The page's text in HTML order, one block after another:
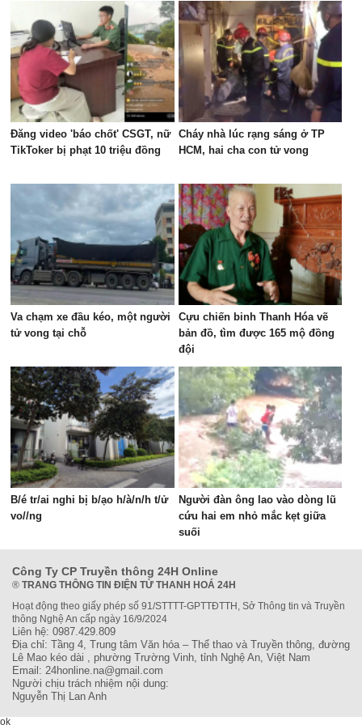
Đăng video 'báo chốt' CSGT, nữ
TikToker bị phạt 10 triệu đồng
Cháy nhà lúc rạng sáng ở TP
HCM, hai cha con tử vong
Va chạm xe đầu kéo, một người
tử vong tại chỗ
Cựu chiến binh Thanh Hóa vẽ
bản đồ, tìm được 165 mộ đồng
đội
B/é tr/ai nghi bị b/ạo h/à/n/h t/ử
vo//ng
Người đàn ông lao vào dòng lũ
cứu hai em nhỏ mắc kẹt giữa
suối
Công Ty CP Truyền thông 24H Online
® TRANG THÔNG TIN ĐIỆN TỬ THANH HOÁ 24H
Hoạt động theo giấy phép số 91/STTTT-GPTTĐTTH, Sở Thông tin và Truyền
thông Nghệ An cấp ngày 16/9/2024
Liên hệ: 0987.429.809
Địa chỉ: Tầng 4, Trung tâm Văn hóa – Thể thao và Truyền thông, đường
Lê Mao kéo dài , phường Trường Vinh, tỉnh Nghệ An, Việt Nam
Email: 24honline.na@gmail.com
Người chịu trách nhiệm nội dung:
Nguyễn Thị Lan Anh
ok